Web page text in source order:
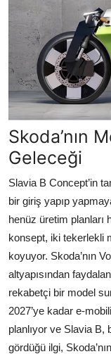
Skoda’nın
Geleceği
Slavia B Concept’in
bir giriş yapıp
henüz üretim planları
konsept, iki tekerlekli
koyuyor. Skoda’nın
altyapısından
rekabetçi bir model
2027’ye kadar e-
planlıyor ve Slavia B,
gördüğü ilgi,